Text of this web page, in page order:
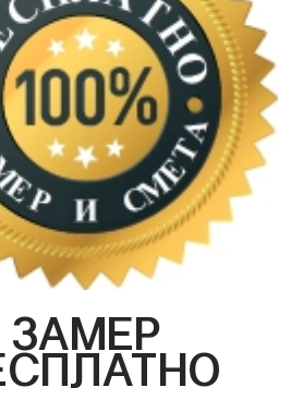
ЗАМЕР